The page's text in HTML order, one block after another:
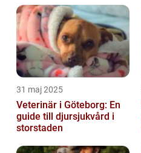
31 maj 2025
Veterinär i Göteborg: En
guide till djursjukvård i
storstaden